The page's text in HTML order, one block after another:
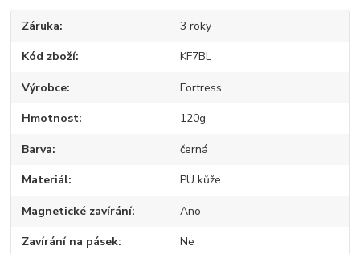
Záruka 3 roky
Kód zboží KF7BL
Výrobce Fortress
Hmotnost 120g
Barva černá
Materiál PU kůže
Magnetické zavírání Ano
Zavírání na pásek Ne